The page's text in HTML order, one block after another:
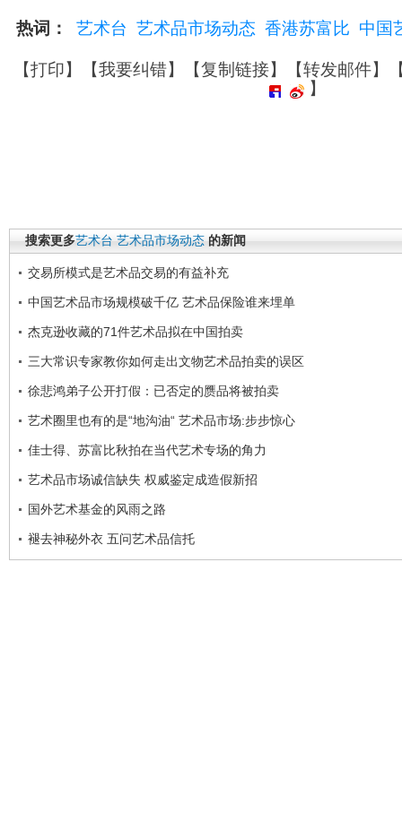
热词： 艺术台 艺术品市场动态 香港苏富比 中国
【打印】【我要纠错】【复制链接】【转发邮件】
】
搜索更多艺术台 艺术品市场动态 的新闻
交易所模式是艺术品交易的有益补充
中国艺术品市场规模破千亿 艺术品保险谁来埋单
杰克逊收藏的71件艺术品拟在中国拍卖
三大常识专家教你如何走出文物艺术品拍卖的误区
徐悲鸿弟子公开打假：已否定的赝品将被拍卖
艺术圈里也有的是“地沟油“ 艺术品市场:步步惊心
佳士得、苏富比秋拍在当代艺术专场的角力
艺术品市场诚信缺失 权威鉴定成造假新招
国外艺术基金的风雨之路
褪去神秘外衣 五问艺术品信托